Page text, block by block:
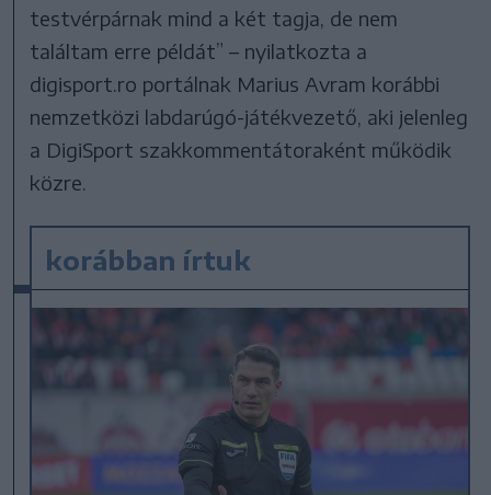
testvérpárnak mind a két tagja, de nem
találtam erre példát” – nyilatkozta a
digisport.ro portálnak Marius Avram korábbi
nemzetközi labdarúgó-játékvezető, aki jelenleg
a DigiSport szakkommentátoraként működik
közre.
korábban írtuk